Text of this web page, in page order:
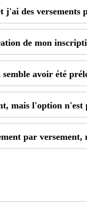
j'ai des versements
de mon
semble avoir été pré
, mais l'option n'est
par versement,